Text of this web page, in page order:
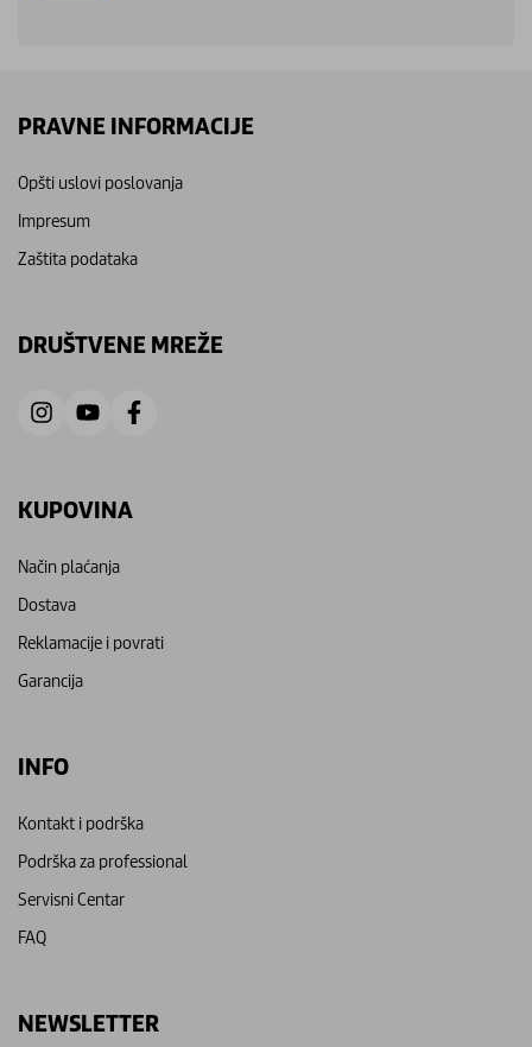
PRAVNE INFORMACIJE
Opšti uslovi poslovanja
Impresum
Zaštita podataka
DRUŠTVENE MREŽE
KUPOVINA
Način plaćanja
Dostava
Reklamacije i povrati
Garancija
INFO
Kontakt i podrška
Podrška za professional
Servisni Centar
FAQ
NEWSLETTER